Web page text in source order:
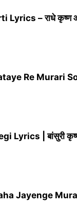
– राधे कृष्ण
Re Murari
Lyrics | बांसुरी
Jayenge